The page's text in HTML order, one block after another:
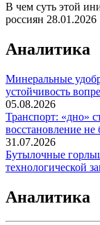
В чем суть этой
россиян 28.01.2026
Аналитика
Минеральные
устойчивость
05.08.2026
Транспорт: «дно»
восстановление
31.07.2026
Бутылочные
технологической
Аналитика